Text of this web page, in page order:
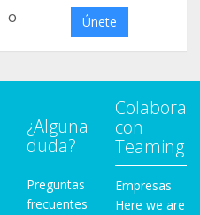
o Únete
¿Alguna
duda?
Preguntas
frecuentes
Colabora
con
Teaming
Empresas
Here we are